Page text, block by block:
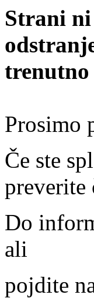
Strani
trenutno
Prosimo
Če ste
preverite
Do
ali
pojdite